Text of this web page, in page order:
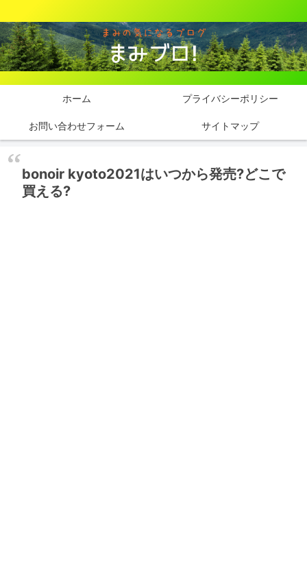
ホーム プライバシーポリシー
お問い合わせフォーム サイトマップ
bonoir kyoto2021はいつから発売?どこで
買える?